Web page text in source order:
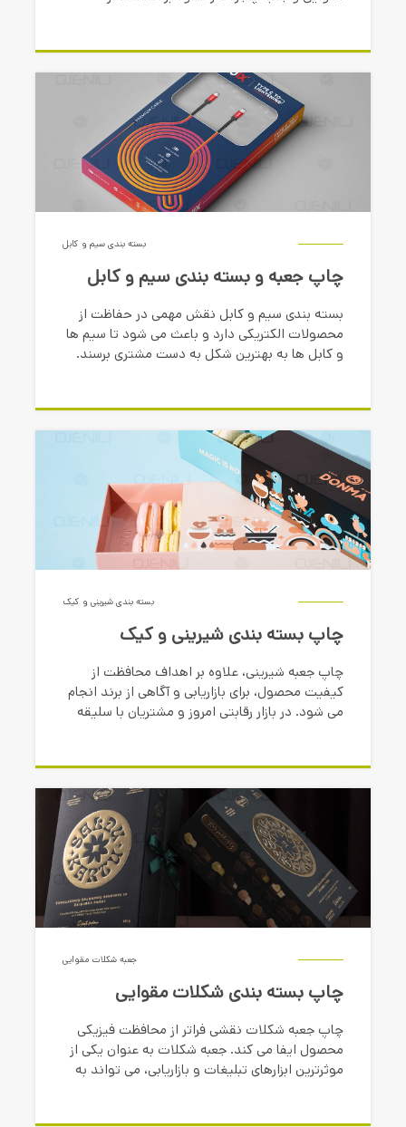
بسته بندی سیم و کابل
چاپ جعبه و بسته بندی سیم و کابل
بسته بندی سیم و کابل نقش مهمی در حفاظت از
محصولات الکتریکی دارد و باعث می شود تا سیم ها
و کابل ها به بهترین شکل به دست مشتری برسند.
بسته بندی شیرینی و کیک
چاپ بسته بندی شیرینی و کیک
چاپ جعبه شیرینی، علاوه بر اهداف محافظت از
کیفیت محصول، برای بازاریابی و آگاهی از برند انجام
می شود. در بازار رقابتی امروز و مشتریان با سلیقه
شده است.
جعبه شکلات مقوایی
چاپ بسته بندی شکلات مقوایی
چاپ جعبه شکلات نقشی فراتر از محافظت فیزیکی
محصول ایفا می کند. جعبه شکلات به عنوان یکی از
موثرترین ابزارهای تبلیغات و بازاریابی، می تواند به